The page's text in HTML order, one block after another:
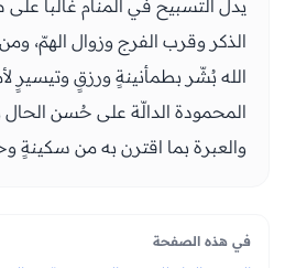
يدل التسبيح في المنام غالباً على
الذكر وقرب الفرج وزوال الهمّ،
الله بُشّر بطمأنينةٍ ورزقٍ وتيسيرٍ
المحمودة الدالّة على حُسن الحال
والعبرة بما اقترن به من سكينةٍ
في هذه الصفحة